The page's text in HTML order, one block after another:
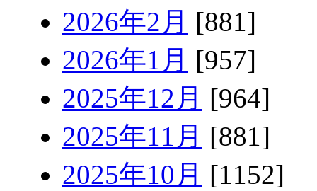
2026年2月 [881]
2026年1月 [957]
2025年12月 [964]
2025年11月 [881]
2025年10月 [1152]